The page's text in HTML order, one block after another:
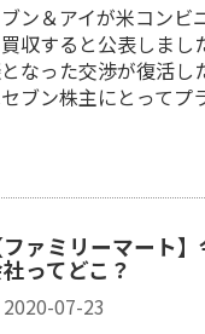
ン＆アイが米コンビ
収すると公表しまし
なった交渉が復活し
ブン株主にとってプ
ァミリーマート
ってどこ？
2020-07-23